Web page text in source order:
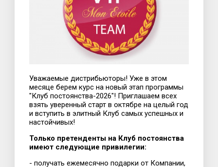
Уважаемые дистрибьюторы! Уже в этом
месяце берем курс на новый этап программы
"Клуб постоянства-2026"! Приглашаем всех
взять уверенный старт в октябре на целый год
и вступить в элитный Клуб самых успешных и
настойчивых!
Только претенденты на Клуб постоянства
имеют следующие привилегии:
- получать ежемесячно подарки от Компании,